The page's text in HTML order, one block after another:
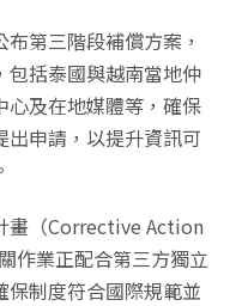
第三階段補償方案，
包括泰國與越南當地仲
心及在地媒體等，確保
出申請，以提升資訊可
畫（Corrective Action
作業正配合第三方獨立
制度符合國際規範並